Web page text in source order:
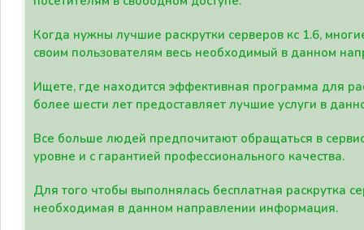
Когда нужны лучшие раскрутки серверов кс 1.6,
своим пользователям весь необходимый в данном
Ищете, где находится эффективная программа для
более шести лет предоставляет лучшие услуги в
Все больше людей предпочитают обращаться в
уровне и с гарантией профессионального качества.
Для того чтобы выполнялась бесплатная раскрутка
необходимая в данном направлении информация.